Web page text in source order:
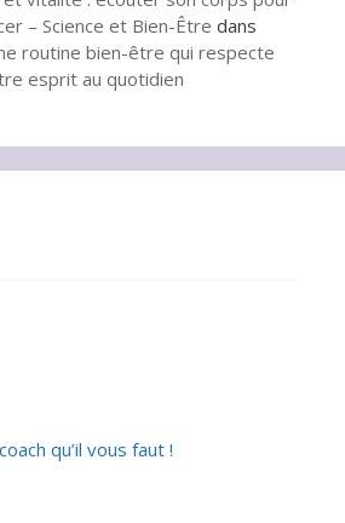
– Science et Bien-Être dans
routine bien-être qui respecte
esprit au quotidien
qu’il vous faut !